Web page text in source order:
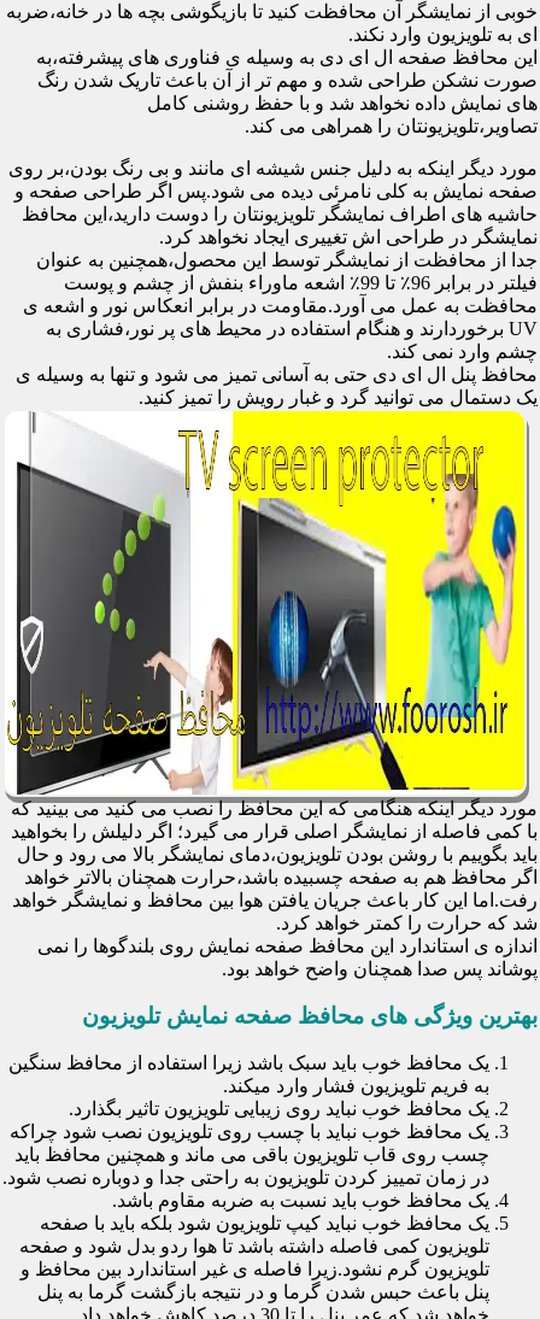
خوبی از نمایشگر آن محافظت کنید تا بازیگوشی بچه ها در خانه،ضربه
ای به تلویزیون وارد نکند.
این محافظ صفحه ال ای دی به وسیله ی فناوری های پیشرفته،به
صورت نشکن طراحی شده و مهم تر از آن باعث تاریک شدن رنگ
های نمایش داده نخواهد شد و با حفظ روشنی کامل
تصاویر،تلویزیونتان را همراهی می کند.
مورد دیگر اینکه به دلیل جنس شیشه ای مانند و بی رنگ بودن،بر روی
صفحه نمایش به کلی نامرئی دیده می شود.پس اگر طراحی صفحه و
حاشیه های اطراف نمایشگر تلویزیونتان را دوست دارید،این محافظ
نمایشگر در طراحی اش تغییری ایجاد نخواهد کرد.
جدا از محافظت از نمایشگر توسط این محصول،همچنین به عنوان
فیلتر در برابر 96٪ تا 99٪ اشعه ماوراء بنفش از چشم و پوست
محافظت به عمل می آورد.مقاومت در برابر انعکاس نور و اشعه ی
UV برخوردارند و هنگام استفاده در محیط های پر نور،فشاری به
چشم وارد نمی کند.
محافظ پنل ال ای دی حتی به آسانی تمیز می شود و تنها به وسیله ی
یک دستمال می توانید گرد و غبار رویش را تمیز کنید.
مورد دیگر اینکه هنگامی که این محافظ را نصب می کنید می بینید که
با کمی فاصله از نمایشگر اصلی قرار می گیرد؛ اگر دلیلش را بخواهید
باید بگوییم با روشن بودن تلویزیون،دمای نمایشگر بالا می رود و حال
اگر محافظ هم به صفحه چسبیده باشد،حرارت همچنان بالاتر خواهد
رفت.اما این کار باعث جریان یافتن هوا بین محافظ و نمایشگر خواهد
شد که حرارت را کمتر خواهد کرد.
اندازه ی استاندارد این محافظ صفحه نمایش روی بلندگوها را نمی
پوشاند پس صدا همچنان واضح خواهد بود.
بهترین ویژگی های محافظ صفحه نمایش تلویزیون
یک محافظ خوب باید سبک باشد زیرا استفاده از محافظ سنگین
به فریم تلویزیون فشار وارد میکند.
یک محافظ خوب نباید روی زیبایی تلویزیون تاثیر بگذارد.
یک محافظ خوب نباید با چسب روی تلویزیون نصب شود چراکه
چسب روی قاب تلویزیون باقی می ماند و همچنین محافظ باید
در زمان تمییز کردن تلویزیون به راحتی جدا و دوباره نصب شود.
یک محافظ خوب باید نسبت به ضربه مقاوم باشد.
یک محافظ خوب نباید کیپ تلویزیون شود بلکه باید با صفحه
تلویزیون کمی فاصله داشته باشد تا هوا ردو بدل شود و صفحه
تلویزیون گرم نشود.زیرا فاصله ی غیر استاندارد بین محافظ و
پنل باعث حبس شدن گرما و در نتیجه بازگشت گرما به پنل